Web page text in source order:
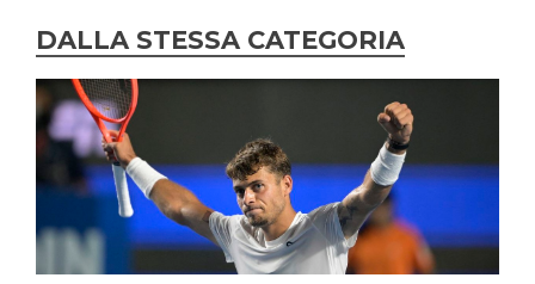
DALLA STESSA CATEGORIA